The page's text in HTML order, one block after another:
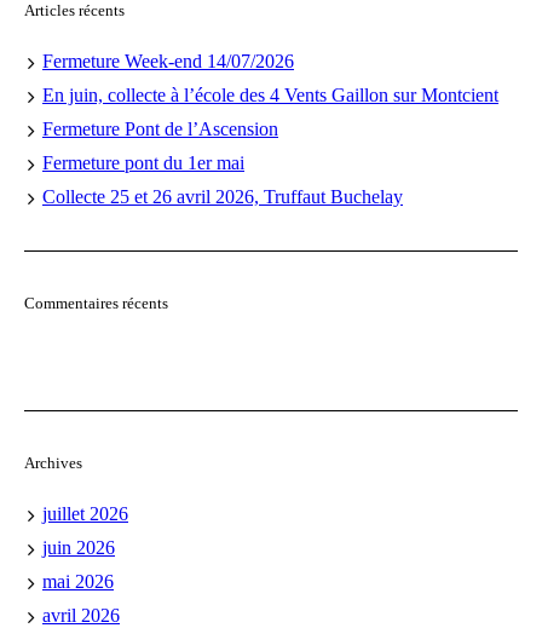
Articles récents
Fermeture Week-end 14/07/2026
En juin, collecte à l’école des 4 Vents Gaillon sur Montcient
Fermeture Pont de l’Ascension
Fermeture pont du 1er mai
Collecte 25 et 26 avril 2026, Truffaut Buchelay
Commentaires récents
Archives
juillet 2026
juin 2026
mai 2026
avril 2026